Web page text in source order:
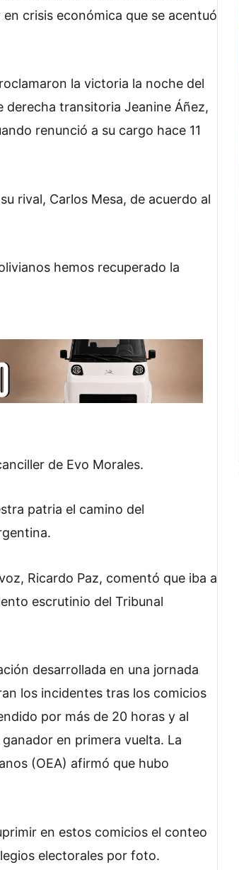
crisis económica que se acentuó
la victoria la noche del
transitoria Jeanine Áñez,
renunció a su cargo hace 11
rival, Carlos Mesa, de acuerdo al
hemos recuperado la
de Evo Morales.
patria el camino del
Ricardo Paz, comentó que iba a
escrutinio del Tribunal
desarrollada en una jornada
los incidentes tras los comicios
por más de 20 horas y al
en primera vuelta. La
(OEA) afirmó que hubo
en estos comicios el conteo
electorales por foto.